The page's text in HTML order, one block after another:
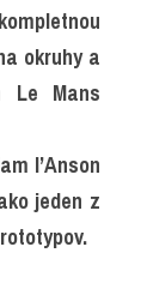
okruhy a
Le Mans
I’Anson
jeden z